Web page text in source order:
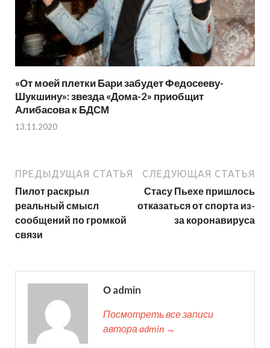
«От моей плетки Бари забудет Федосееву-
Шукшину»: звезда «Дома-2» приобщит
Алибасова к БДСМ
13.11.2020
ПРЕДЫДУЩАЯ СТАТЬЯ
Пилот раскрыл
реальный смысл
сообщений по громкой
связи
СЛЕДУЮЩАЯ СТАТЬЯ
Стасу Пьехе пришлось
отказаться от спорта из-
за коронавируса
О admin
Посмотреть все записи
автора admin →